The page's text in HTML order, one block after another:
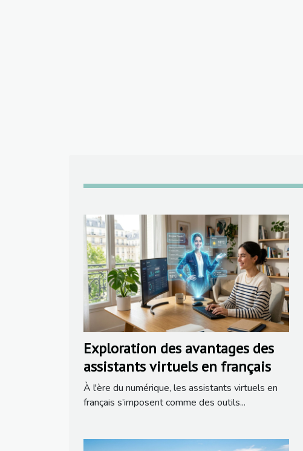
Exploration des avantages des
assistants virtuels en français
À l'ère du numérique, les assistants virtuels en
français s’imposent comme des outils...